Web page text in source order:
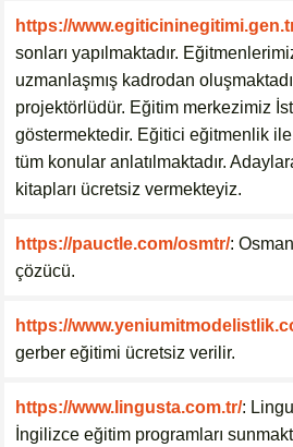
https://
sonları yapılmaktadır.
uzmanlaşmış kadrodan
projektörlüdür. Eğitim merkezimiz
göstermektedir. Eğitici eğitmenlik
tüm konular anlatılmaktadır.
kitapları ücretsiz vermekteyiz.
https://pauctle.com/osmtr/:
çözücü.
https://
gerber eğitimi ücretsiz verilir.
https://www.lingusta.com.tr/:
İngilizce eğitim programları